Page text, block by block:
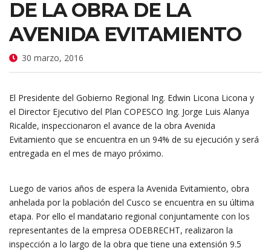
DE LA OBRA DE LA
AVENIDA EVITAMIENTO
30 marzo, 2016
El Presidente del Gobierno Regional Ing. Edwin Licona Licona y
el Director Ejecutivo del Plan COPESCO Ing. Jorge Luis Alanya
Ricalde, inspeccionaron el avance de la obra Avenida
Evitamiento que se encuentra en un 94% de su ejecución y será
entregada en el mes de mayo próximo.
Luego de varios años de espera la Avenida Evitamiento, obra
anhelada por la población del Cusco se encuentra en su última
etapa. Por ello el mandatario regional conjuntamente con los
representantes de la empresa ODEBRECHT, realizaron la
inspección a lo largo de la obra que tiene una extensión 9.5